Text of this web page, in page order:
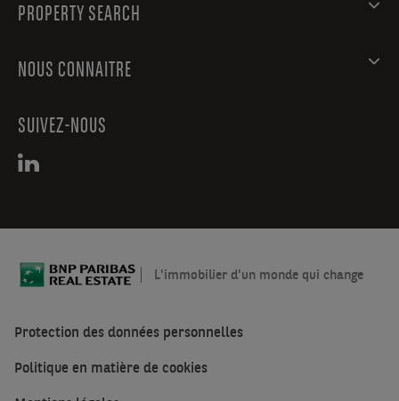
PROPERTY SEARCH
NOUS CONNAITRE
SUIVEZ-NOUS
L'immobilier d'un monde qui change
Protection des données personnelles
Politique en matière de cookies